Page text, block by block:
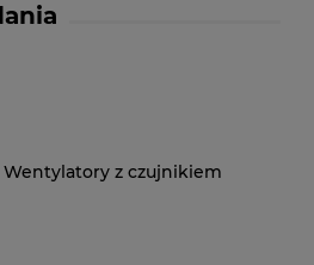
Wentylatory z czujnikiem